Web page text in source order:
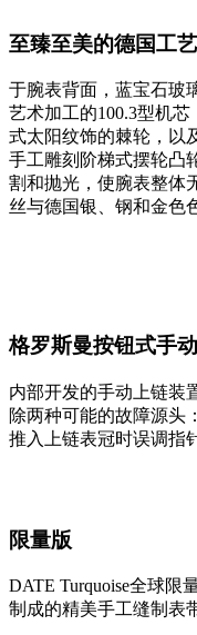
至臻至美的德国工
于腕表背面，蓝宝石玻
艺术加工的100.3型机
式太阳纹饰的棘轮，以
手工雕刻阶梯式摆轮凸
割和抛光，使腕表整体
丝与德国银、钢和金色
格罗斯曼按钮式手
内部开发的手动上链装
除两种可能的故障源头
推入上链表冠时误调指
限量版
DATE Turquoise全球限
制成的精美手工缝制表